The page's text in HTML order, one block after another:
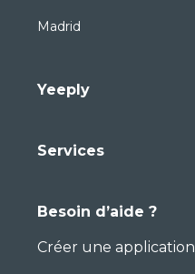
Madrid
Yeeply
Services
Besoin d’aide ?
Créer une application